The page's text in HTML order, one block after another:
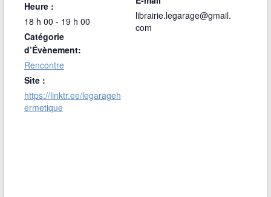
Heure :
18 h 00 - 19 h 00
Catégorie
d’Évènement:
Rencontre
Site :
https://linktr.ee/legarageh
ermetique
librairie.legarage@gmail.
com